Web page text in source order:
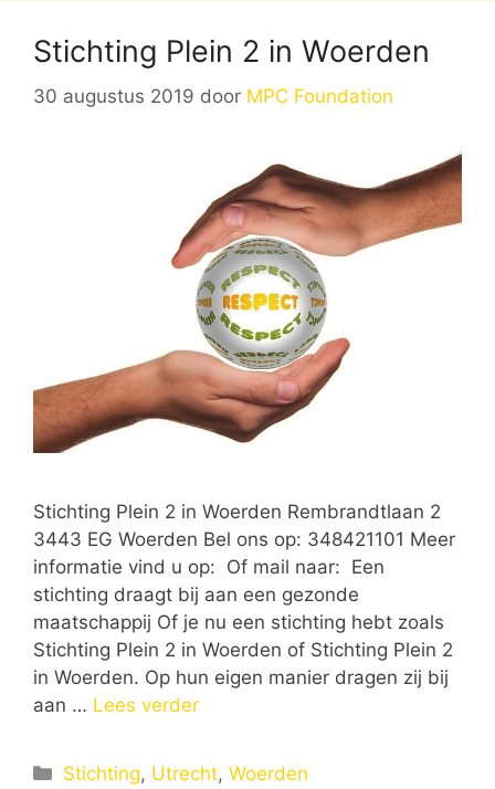
Stichting Plein 2 in Woerden
30 augustus 2019 door MPC Foundation
Stichting Plein 2 in Woerden Rembrandtlaan 2
3443 EG Woerden Bel ons op: 348421101 Meer
informatie vind u op: Of mail naar: Een
stichting draagt bij aan een gezonde
maatschappij Of je nu een stichting hebt zoals
Stichting Plein 2 in Woerden of Stichting Plein 2
in Woerden. Op hun eigen manier dragen zij bij
aan … Lees verder
Categorieën
Stichting, Utrecht,Woerden